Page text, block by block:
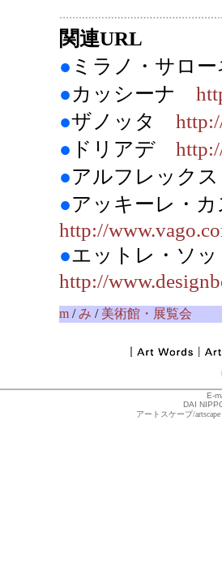
関連URL
● ミラノ・サロ
●カッシーナ
●ザノッタ
● ドリアデ
●アルフレック
●アッキーレ・
http://
●エットレ・ソ
http://
m/み / 美術館・展覧会
E-
DAI
アートスケープ/